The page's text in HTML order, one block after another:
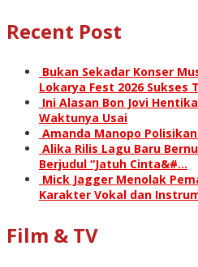
Recent Post
Bukan Sekadar Konser
Lokarya Fest 2026 Sukses
Ini Alasan Bon Jovi
Waktunya Usai
Amanda Manopo
Alika Rilis Lagu Baru
Berjudul “Jatuh Cinta&#…
Mick Jagger Menolak
Karakter Vokal dan
Film & TV